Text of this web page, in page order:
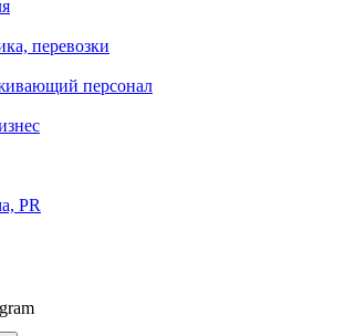
перевозки
персонал
PR